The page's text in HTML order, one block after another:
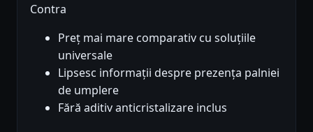
Contra
Preț mai mare comparativ cu soluțiile
universale
Lipsesc informații despre prezența palniei
de umplere
Fără aditiv anticristalizare inclus